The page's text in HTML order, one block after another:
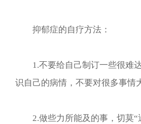
抑郁症的自疗方法：
1.不要给自己制订一些很难达
识自己的病情，不要对很多事情
2.做些力所能及的事，切莫“